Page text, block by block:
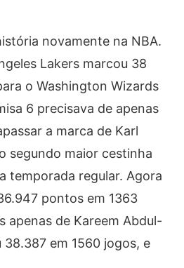
novamente na NBA.
Lakers marcou 38
o Washington Wizards
6 precisava de apenas
a marca de Karl
segundo maior cestinha
temporada regular. Agora
pontos em 1363
apenas de Kareem Abdul-
em 1560 jogos, e